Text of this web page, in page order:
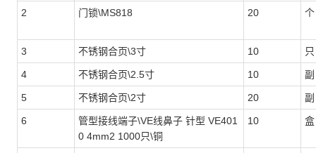
2 门锁\MS818 20 个
3 不锈钢合页\3寸 10 只
4 不锈钢合页\2.5寸 10 副
5 不锈钢合页\2寸 20 副
6
管型接线端子\VE线鼻子 针型 VE401
0 4mm2 1000只\铜
10 盒